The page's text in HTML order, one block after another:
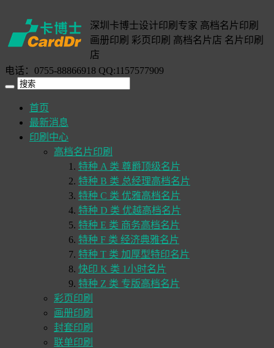
深圳卡博士设计印刷专家 高档名片印刷
画册印刷 彩页印刷 高档名片店 名片印刷
店
电话：0755-88866918 QQ:1157577909
首页
最新消息
印刷中心
高档名片印刷
特种 A 类 尊爵顶级名片
特种 B 类 总经理高档名片
特种 C 类 优雅高档名片
特种 D 类 优越高档名片
特种 E 类 商务高档名片
特种 F 类 经济典雅名片
特种 T 类 加厚型特印名片
快印 K 类 1小时名片
特种 Z 类 专版高档名片
彩页印刷
画册印刷
封套印刷
联单印刷